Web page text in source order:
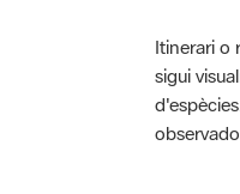
Itinerari o
sigui